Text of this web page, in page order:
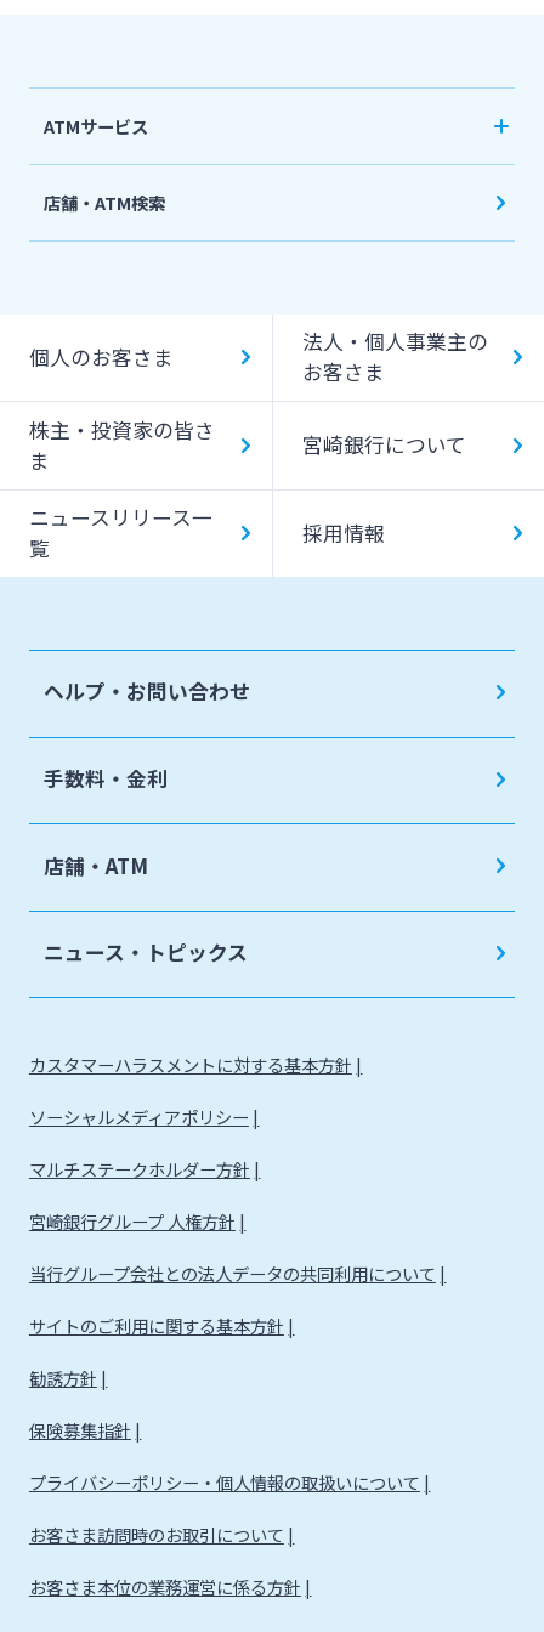
ATMサービス
機能一覧
キャッシング提携先
一日あたりのご利用限度額
ATM Operation Guide
店舗・ATM検索
個人のお客さま
法人・個人事業主の
お客さま
株主・投資家の皆さ
ま
宮崎銀行について
ニュースリリース一
覧
採用情報
ヘルプ・お問い合わせ
手数料・金利
店舗・ATM
ニュース・トピックス
カスタマーハラスメントに対する基本方針
ソーシャルメディアポリシー
マルチステークホルダー方針
宮崎銀行グループ 人権方針
当行グループ会社との法人データの共同利用について
サイトのご利用に関する基本方針
勧誘方針
保険募集指針
プライバシーポリシー・個人情報の取扱いについて
お客さま訪問時のお取引について
お客さま本位の業務運営に係る方針